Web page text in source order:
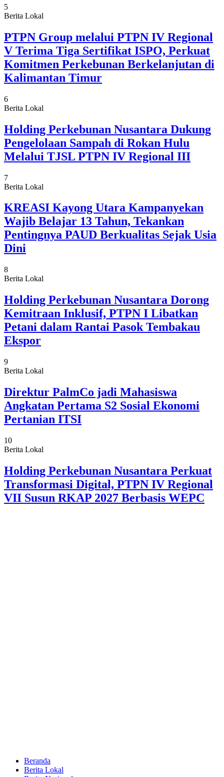
5
Berita Lokal
PTPN Group melalui PTPN IV Regional
V Terima Tiga Sertifikat ISPO, Perkuat
Komitmen Perkebunan Berkelanjutan di
Kalimantan Timur
6
Berita Lokal
Holding Perkebunan Nusantara Dukung
Pengelolaan Sampah di Rokan Hulu
Melalui TJSL PTPN IV Regional III
7
Berita Lokal
KREASI Kayong Utara Kampanyekan
Wajib Belajar 13 Tahun, Tekankan
Pentingnya PAUD Berkualitas Sejak Usia
Dini
8
Berita Lokal
Holding Perkebunan Nusantara Dorong
Kemitraan Inklusif, PTPN I Libatkan
Petani dalam Rantai Pasok Tembakau
Ekspor
9
Berita Lokal
Direktur PalmCo jadi Mahasiswa
Angkatan Pertama S2 Sosial Ekonomi
Pertanian ITSI
10
Berita Lokal
Holding Perkebunan Nusantara Perkuat
Transformasi Digital, PTPN IV Regional
VII Susun RKAP 2027 Berbasis WEPC
Beranda
Berita Lokal